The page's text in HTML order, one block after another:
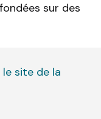
sur des
site de la